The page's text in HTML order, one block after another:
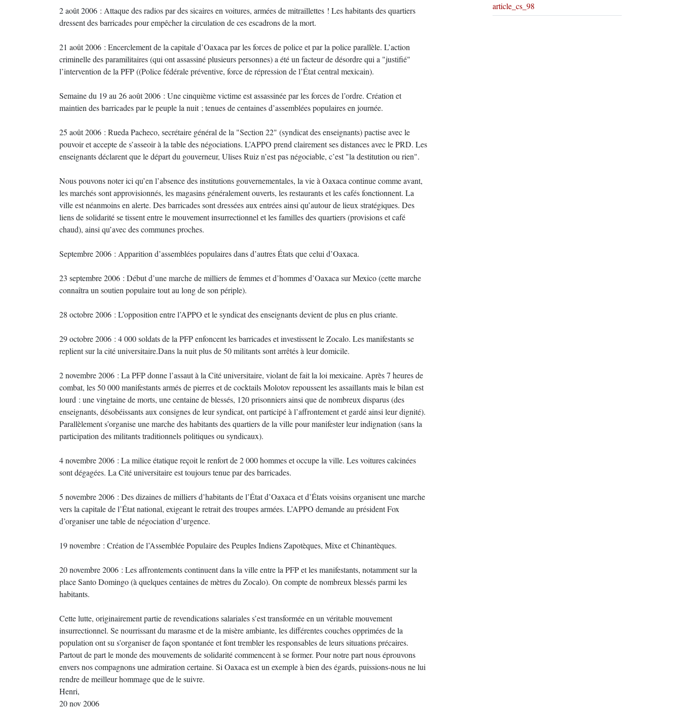
2 août 2006 : Attaque des radios par des sicaires en voitures, armées de mitraillettes ! Les habitants des quartiers
dressent des barricades pour empêcher la circulation de ces escadrons de la mort.
21 août 2006 : Encerclement de la capitale d’Oaxaca par les forces de police et par la police parallèle. L’action
criminelle des paramilitaires (qui ont assassiné plusieurs personnes) a été un facteur de désordre qui a "justifié"
l’intervention de la PFP ((Police fédérale préventive, force de répression de l’État central mexicain).
Semaine du 19 au 26 août 2006 : Une cinquième victime est assassinée par les forces de l’ordre. Création et
maintien des barricades par le peuple la nuit ; tenues de centaines d’assemblées populaires en journée.
25 août 2006 : Rueda Pacheco, secrétaire général de la "Section 22" (syndicat des enseignants) pactise avec le
pouvoir et accepte de s’asseoir à la table des négociations. L’APPO prend clairement ses distances avec le PRD. Les
enseignants déclarent que le départ du gouverneur, Ulises Ruiz n’est pas négociable, c’est "la destitution ou rien".
Nous pouvons noter ici qu’en l’absence des institutions gouvernementales, la vie à Oaxaca continue comme avant,
les marchés sont approvisionnés, les magasins généralement ouverts, les restaurants et les cafés fonctionnent. La
ville est néanmoins en alerte. Des barricades sont dressées aux entrées ainsi qu’autour de lieux stratégiques. Des
liens de solidarité se tissent entre le mouvement insurrectionnel et les familles des quartiers (provisions et café
chaud), ainsi qu’avec des communes proches.
Septembre 2006 : Apparition d’assemblées populaires dans d’autres États que celui d’Oaxaca.
23 septembre 2006 : Début d’une marche de milliers de femmes et d’hommes d’Oaxaca sur Mexico (cette marche
connaîtra un soutien populaire tout au long de son périple).
28 octobre 2006 : L’opposition entre l’APPO et le syndicat des enseignants devient de plus en plus criante.
29 octobre 2006 : 4 000 soldats de la PFP enfoncent les barricades et investissent le Zocalo. Les manifestants se
replient sur la cité universitaire.Dans la nuit plus de 50 militants sont arrêtés à leur domicile.
2 novembre 2006 : La PFP donne l’assaut à la Cité universitaire, violant de fait la loi mexicaine. Après 7 heures de
combat, les 50 000 manifestants armés de pierres et de cocktails Molotov repoussent les assaillants mais le bilan est
lourd : une vingtaine de morts, une centaine de blessés, 120 prisonniers ainsi que de nombreux disparus (des
enseignants, désobéissants aux consignes de leur syndicat, ont participé à l’affrontement et gardé ainsi leur dignité).
Parallèlement s’organise une marche des habitants des quartiers de la ville pour manifester leur indignation (sans la
participation des militants traditionnels politiques ou syndicaux).
4 novembre 2006 : La milice étatique reçoit le renfort de 2 000 hommes et occupe la ville. Les voitures calcinées
sont dégagées. La Cité universitaire est toujours tenue par des barricades.
5 novembre 2006 : Des dizaines de milliers d’habitants de l’État d’Oaxaca et d’États voisins organisent une marche
vers la capitale de l’État national, exigeant le retrait des troupes armées. L’APPO demande au président Fox
d’organiser une table de négociation d’urgence.
19 novembre : Création de l’Assemblée Populaire des Peuples Indiens Zapotèques, Mixe et Chinantèques.
20 novembre 2006 : Les affrontements continuent dans la ville entre la PFP et les manifestants, notamment sur la
place Santo Domingo (à quelques centaines de mètres du Zocalo). On compte de nombreux blessés parmi les
habitants.
Cette lutte, originairement partie de revendications salariales s’est transformée en un véritable mouvement
insurrectionnel. Se nourrissant du marasme et de la misère ambiante, les différentes couches opprimées de la
population ont su s’organiser de façon spontanée et font trembler les responsables de leurs situations précaires.
Partout de part le monde des mouvements de solidarité commencent à se former. Pour notre part nous éprouvons
envers nos compagnons une admiration certaine. Si Oaxaca est un exemple à bien des égards, puissions-nous ne lui
rendre de meilleur hommage que de le suivre.
Henri,
20 nov 2006
article_cs_98